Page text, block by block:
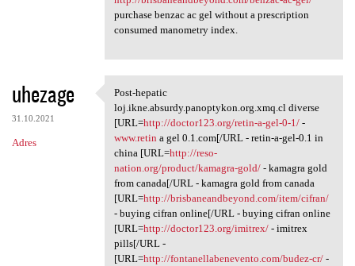
purchase benzac ac gel without a prescription
consumed manometry index.
uhezage
31.10.2021
Adres
Post-hepatic loj.ikne.absurdy
Post-hepatic
loj.ikne.absurdy.panoptykon.org.xmq.cl diverse
[URL=http://doctor123.org/retin-a-gel-0-1/-
www.retin a gel 0.1.com[/URL - retin-a-gel-0.1 in
china [URL=http://reso-
nation.org/product/kamagra-gold/- kamagra gold
from canada[/URL - kamagra gold from canada
[URL=http://brisbaneandbeyond.com/item/cifran/
- buying cifran online[/URL - buying cifran online
[URL=http://doctor123.org/imitrex/- imitrex
pills[/URL -
[URL=http://fontanellabenevento.com/budez-cr/-